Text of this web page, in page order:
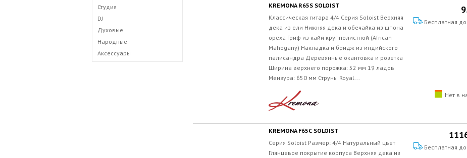
Студия
DJ
Духовые
Народные
Аксессуары
KREMONA R65S SOLOIST
Классическая гитара 4/4 Серия Soloist Верхняя
дека из ели Нижняя дека и обечайка из шпона
ореха Гриф из кайи крупнолистной (African
Mahogany) Накладка и бридж из индийского
палисандра Деревянные окантовка и розетка
Ширина верхнего порожка: 52 мм 19 ладов
Мензура: 650 мм Струны Royal...
Бесплатная
Нет в
KREMONA F65C SOLOIST
Серия Soloist Размер: 4/4 Натуральный цвет
Глянцевое покрытие корпуса Верхняя дека из
Бесплатная